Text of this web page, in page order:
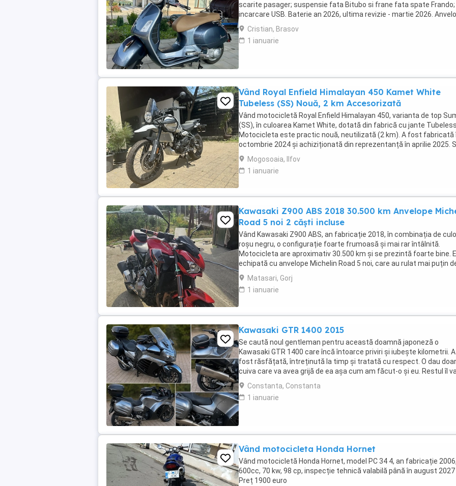
scarite pasager; suspensie fata Bitubo si frane fata spate Frando;
incarcare USB. Baterie an 2026, ultima revizie - martie 2026.
2024. Itp valabil pana in ...
Cristian, Brasov
1 ianuarie
Vând Royal Enfield Himalayan 450 Kamet White
Tubeless (SS) Nouă, 2 km Accesorizată
Vând motocicletă Royal Enfield Himalayan 450, varianta de top
(SS), în culoarea Kamet White, dotată din fabrică cu jante
Motocicleta este practic nouă, neutilizată (2 km). A fost fabricată
octombrie 2024 și achiziționată din reprezentanță în aprilie 2025.
află în stare absolut ...
Mogosoaia, Ilfov
1 ianuarie
Kawasaki Z900 ABS 2018 30.500 km Anvelope
Road 5 noi 2 căști incluse
Vând Kawasaki Z900 ABS, an fabricație 2018, în combinația de
roșu negru, o configurație foarte frumoasă și mai rar întâlnită.
Motocicleta are aproximativ 30.500 km și se prezintă foarte bine.
echipată cu anvelope Michelin Road 5 noi, care au rulat mai puțin
100 km. RAR efectuat recent, ...
Matasari, Gorj
1 ianuarie
Kawasaki GTR 1400 2015
Se caută noul gentleman pentru această doamnă japoneză o
Kawasaki GTR 1400 care încă întoarce priviri și iubește kilometrii. A
fost răsfățată, întreținută la timp și tratată cu respect. O dau doar
cuiva care va avea grijă de ea așa cum am făcut-o și eu. Restul îl
convinge ea la prima cheie. Vă ...
Constanta, Constanta
1 ianuarie
Vând motocicleta Honda Hornet
Vând motocicletă Honda Hornet, model PC 34 4, an fabricație
600cc, 70 kw, 98 cp, inspecție tehnică valabilă până în august 2027
Preț 1900 euro